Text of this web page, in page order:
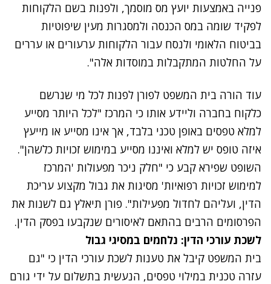
פנייה באמצעות יועץ מס מוסמך, ולפנות בשם הלקוחות
לפקיד שומה במס הכנסה ולמסגרות מעין שיפוטיות
בביטוח הלאומי ולנסח עבור הלקוחות ערעורים או עררים
על החלטות המתקבלות במוסדות אלה".
עוד הורה בית המשפט לפורן לפנות לכל מי שנרשם
כלקוח בחברה וליידע אותו כי המרכז "לכל היותר מסייע
למלא טפסים באופן טכני בלבד, אך אינו מסייע או מייעץ
איזה טופס יש למלא ואיננו מסייע במימוש זכויות כלשהן".
השופט שפירא קבע כי "חלק ניכר מפעולות 'המרכז
למימוש זכויות רפואיות' מסיגות את גבול מקצוע עריכת
הדין, ועליהם לחדול מפעילות". פורן תיאלץ גם לשנות את
הפרסומים הרבים בהתאם לאיסורים שנקבעו בפסק הדין.
לשכת עורכי הדין: נלחמים במסיגי גבול
בית המשפט קיבל את טענות לשכת עורכי הדין כי "גם
עזרה טכנית במילוי טפסים, הנעשית בתשלום על ידי גורם